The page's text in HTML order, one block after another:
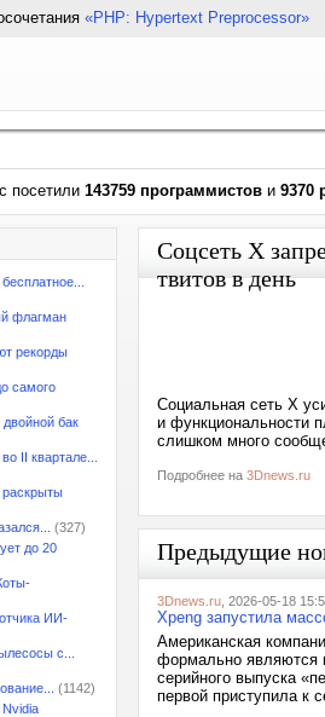
«PHP: Hypertext Preprocessor»
посетили 143759 программистов и 9370
флагман
рекорды
самого
бак
II квартале...
раскрыты
(327)
до 20
ИИ-
с...
(1142)
Соцсеть X
твитов в день
Социальная сеть X
и функциональности
слишком много
Подробнее на 3Dnews.ru
Предыдущие
3Dnews.ru , 2026-05-18
Xpeng запустила
Американская
формально являются
серийного выпуска
первой приступила к